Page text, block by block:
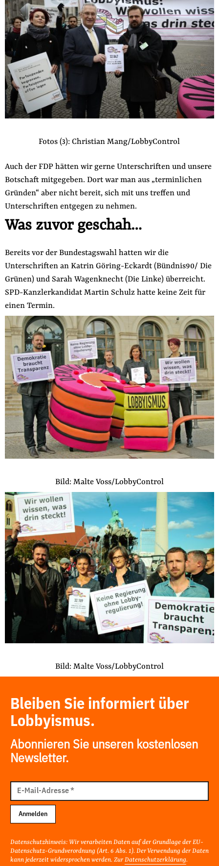
Fotos (3): Christian Mang/LobbyControl
Auch der FDP hätten wir gerne Unterschriften und unsere
Botschaft mitgegeben. Dort war man aus „terminlichen
Gründen“ aber nicht bereit, sich mit uns treffen und
Unterschriften entgegen zu nehmen.
Was zuvor geschah…
Bereits vor der Bundestagswahl hatten wir die
Unterschriften an Katrin Göring-Eckardt (Bündnis90/ Die
Grünen) und Sarah Wagenknecht (Die Linke) überreicht.
SPD-Kanzlerkandidat Martin Schulz hatte keine Zeit für
einen Termin.
Bild: Malte Voss/LobbyControl
Bild: Malte Voss/LobbyControl
Bleiben Sie informiert über
Lobbyismus.
Abonnieren Sie unseren kostenlosen
Newsletter.
Mail
Adresse
E-Mail-Adresse*
Anmelden
Datenschutzhinweis: Wir verarbeiten Daten auf der Grundlage der EU-
Datenschutz-Grundverordnung (Art. 6 Abs. 1). Der Verwendung der Daten
kann jederzeit widersprochen werden. Zur Datenschutzerklärung.